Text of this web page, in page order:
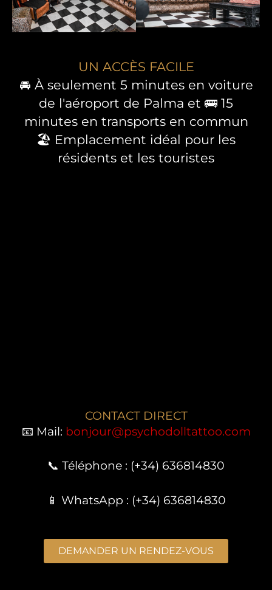
UN ACCÈS FACILE
🚘 À seulement 5 minutes en voiture
de l'aéroport de Palma et 🚌 15
minutes en transports en commun
🏖️ Emplacement idéal pour les
résidents et les touristes
CONTACT DIRECT
📧 Mail: bonjour@psychodolltattoo.com
📞 Téléphone : (+34) 636814830
📱 WhatsApp : (+34) 636814830
DEMANDER UN RENDEZ-VOUS